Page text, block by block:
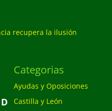
recupera la ilusión
D
Categorias
Ayudas y Oposiciones
Castilla y León